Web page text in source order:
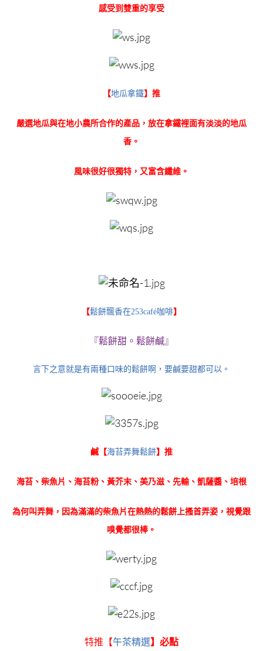
感受到雙重的享受
【地瓜拿鐵】推
嚴選地瓜與在地小農所合作的產品，放在拿鐵裡面有淡淡的地瓜
香。
風味很好很獨特，又富含纖維。
【鬆餅飄香在253café咖啡】
『鬆餅甜。鬆餅鹹』
言下之意就是有兩種口味的鬆餅啊，要鹹要甜都可以。
鹹【海苔弄舞鬆餅】推
海苔、柴魚片、海苔粉、黃芥末、美乃滋、先輸、凱薩醬、培根
為何叫弄舞，因為滿滿的柴魚片在熱熱的鬆餅上搔首弄姿，視覺跟
嗅覺都很棒。
特推【午茶精選】必點